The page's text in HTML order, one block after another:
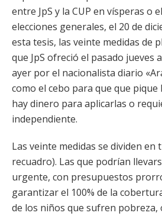
entre JpS y la CUP en vísperas o
elecciones generales, el 20 de
esta tesis, las veinte medidas de
que JpS ofreció el pasado jueves
ayer por el nacionalista diario
como el cebo para que que pique
hay dinero para aplicarlas o
independiente.
Las veinte medidas se dividen en
recuadro). Las que podrían
urgente, con presupuestos
garantizar el 100% de la
de los niños que sufren pobreza,